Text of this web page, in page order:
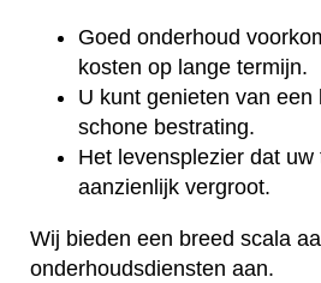
Goed onderhoud
kosten op lange termijn.
U kunt genieten van een
schone bestrating.
Het levensplezier dat
aanzienlijk vergroot.
Wij bieden een breed scala
onderhoudsdiensten aan.